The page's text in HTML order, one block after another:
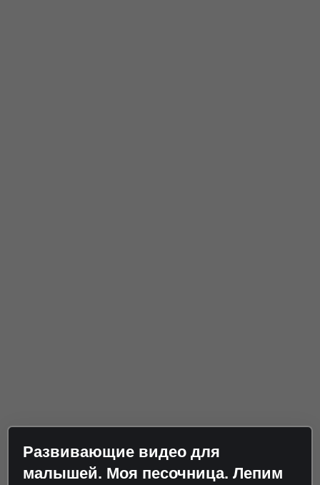
Развивающие видео для
малышей. Моя песочница. Лепим